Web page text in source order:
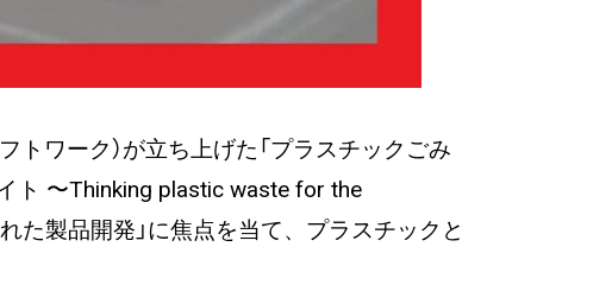
ワーク）が立ち上げた「プラスチックごみ
ト 〜Thinking plastic waste for the
た製品開発」に焦点を当て、プラスチックと